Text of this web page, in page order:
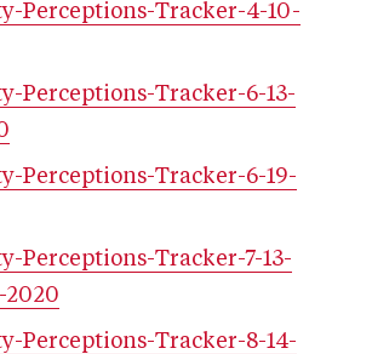
Perceptions-Tracker-4-10-
Perceptions-Tracker-6-13-
Perceptions-Tracker-6-19-
Perceptions-Tracker-7-13-
2020
Perceptions-Tracker-8-14-